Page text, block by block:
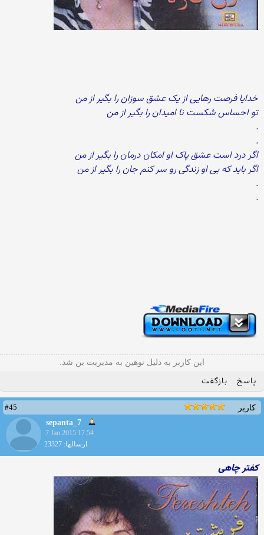
خدایا فرصت رهایی از یک عشق سوزان را بگیر از من
تو احساس شکست نا امیدان را بگیر از من
.
.
اگر درد است عشق پاک او امکان درمان را بگیر از من
اگر باید که بی او زندگی رو سر کنم جان را بگیر از من
.
.
این کاربر به دلیل توهین به مدیریت بن شد.
پاسخ بازگفت
کاربر
#45
sepanta_7
7 Jan 2015 17:54
ارسالها: 23327
کفتر چاهی